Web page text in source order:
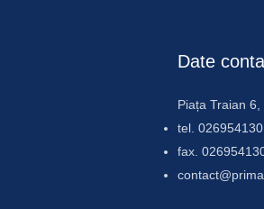
Date
Piața Traian
tel.
fax.